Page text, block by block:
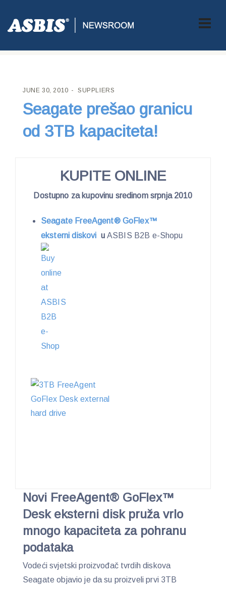
ASBIS CROATIA> SUPPLIERS> SEAGATE PREŠAO GRANICU
JUNE 30, 2010 SUPPLIERS
Seagate prešao granicu
od 3TB kapaciteta!
KUPITE ONLINE
Dostupno za kupovinu sredinom srpnja 2010
Seagate FreeAgent® GoFlex™
eksterni diskovi uASBIS B2B e-Shopu
Novi FreeAgent® GoFlex™
Desk eksterni disk pruža vrlo
mnogo kapaciteta za pohranu
podataka
Vodeći svjetski proizvođač tvrdih diskova
Seagate objavio je da su proizveli prvi 3TB